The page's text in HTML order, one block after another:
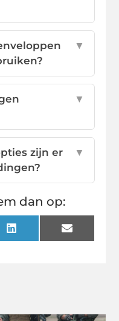
▼
▼
zijn er
▼
dan op:
LinkedIn Email